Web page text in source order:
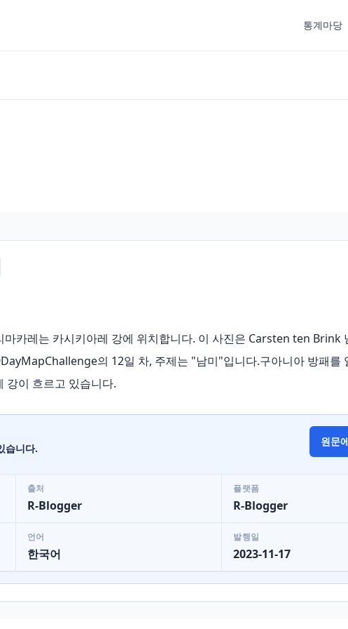
통계마당
카레는 카시키아레 강에 위치합니다. 이 사진은 Carsten ten Brink
의 12일 차, 주제는 "남미"입니다.구아니아 방패를
강이 흐르고 있습니다.
습니다.
원문
출처
R-Blogger
플랫폼
R-Blogger
언어
한국어
발행일
2023-11-17